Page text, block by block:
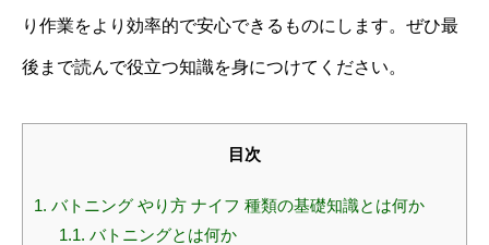
り作業をより効率的で安心できるものにします。ぜひ最
後まで読んで役立つ知識を身につけてください。
目次
1. バトニング やり方 ナイフ 種類の基礎知識とは何か
1.1. バトニングとは何か